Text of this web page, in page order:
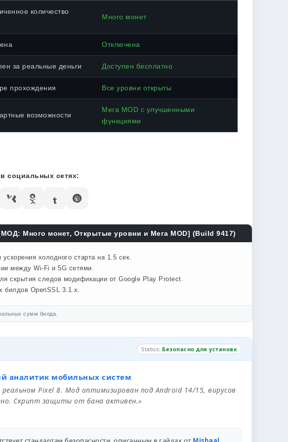
количество
Много монет
Отключена
за реальные деньги Доступен бесплатно
прохождения Все уровни открыты
возможности
Мега MOD с улучшенными
функциями
социальных сетях:
[МОД: Много монет, Открытые уровни и Мега MOD] (Build 9417)
холодного старта на 1.5 сек.
между Wi-Fi и 5G сетями.
скрытия следов модификации от Google Play Protect.
билдов OpenSSL 3.1.x.
сумм билда.
Status: Безопасно для установк
аналитик мобильных систем
Pixel 8. Мод оптимизирован под Android 14/15, вирусов
Скрипт защиты от бана активен.»